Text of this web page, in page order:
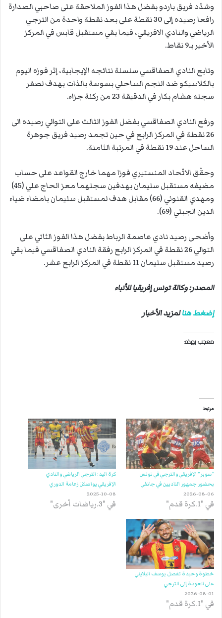
وشدّد فريق باردو بفضل هذا الفوز الملاحقة على صاحبي الصدارة
رافعا رصيده إلى 30 نقطة على بعد نقطة واحدة من الترجي
الرياضي والنادي الافريقي، فيما بقي مستقبل قابس في المركز
الأخير بـ9 نقاط.
وتابع النادي الصفاقسي سلسلة نتائجه الإيجابية، إثر فوزه اليوم
بالكلاسيكو ضد النجم الساحلي بسوسة بالذات بهدف لصفر
سجله هشام بكار في الدقيقة 23 من ركلة جزاء.
ورفع النادي الصفاقسي بفضل الفوز الثالث على التوالي رصيده الى
26 نقطة في المركز الرابع في حين تجمد رصيد فريق جوهرة
الساحل عند 19 نقطة في المرتبة الثامنة.
وحقّق الاتّحاد المنستيري فوزا مهما خارج القواعد على حساب
مضيفه مستقبل سليمان بهدفين سجلهما معز الحاج علي (45)
ومهدي القنوني (66) مقابل هدف لمستقبل سليمان بامضاء ضياء
الدين الجبلي (69).
وأضحى رصيد نادي عاصمة الرباط بفضل هذا الفوز الثاني على
التوالي 26 نقطة في المركز الرابع رفقة النادي الصفاقسي فيما بقي
رصيد مستقبل سليمان 11 نقطة في المركز الرابع عشر.
المصدر: وكالة تونس إفريقيا للأنباء
إضغط هنالمزيد الأخبار
معجب بهذه:
مرتبط
“سوبر” الإفريقي والترجي في تونس
بحضور جمهور الناديين في جانفي
2026-08-06
في "1.كرة قدم"
كرة اليد: الترجي الرياضي والنادي
الإفريقي يواصلان زعامة الدوري
2025-10-08
في "3.رياضات أخرى"
خطوة وحيدة تفصل يوسف البلايلي
على العودة إلى الترجي
2026-08-01
في "1.كرة قدم"